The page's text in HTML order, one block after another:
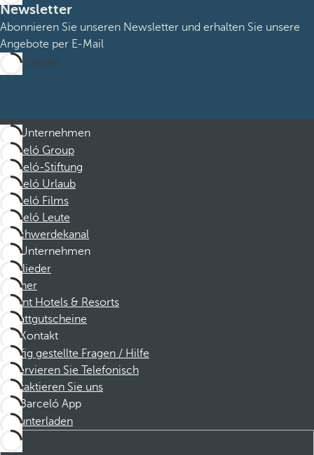
Newsletter
Abonnieren Sie unseren Newsletter und erhalten Sie unsere
Angebote per E-Mail
Abonnieren
Unternehmen
Barceló Group
Barceló-Stiftung
Barceló Urlaub
Barceló Films
Barceló Leute
Beschwerdekanal
Unternehmen
Mitglieder
Partner
Dorint Hotels & Resorts
Rabattgutscheine
Kontakt
Häufig gestellte Fragen / Hilfe
Reservieren Sie Telefonisch
Kontaktieren Sie uns
Barceló App
Herunterladen